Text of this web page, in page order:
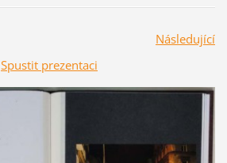
Následující
Spustit prezentaci